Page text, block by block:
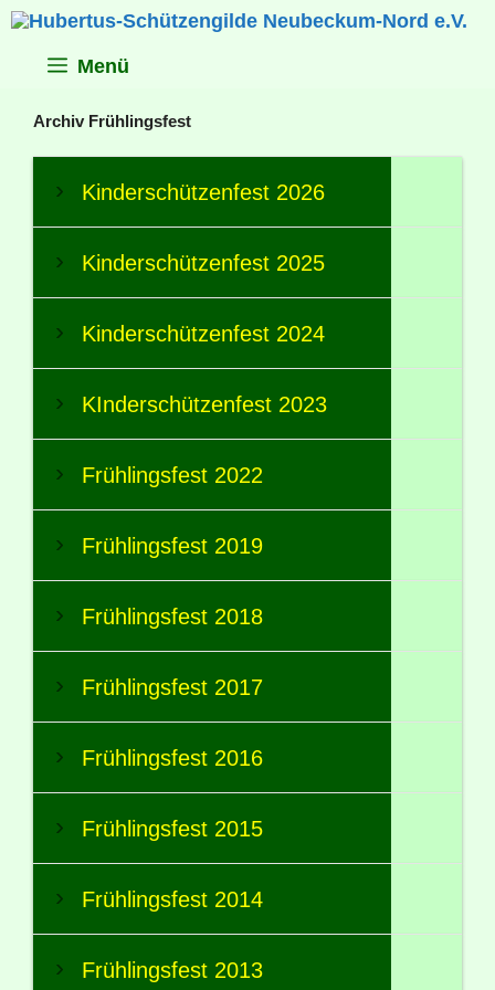
Zum
Inhalt
Menü
Archiv Frühlingsfest
Kinderschützenfest 2026
Kinderschützenfest 2025
Kinderschützenfest 2024
KInderschützenfest 2023
Frühlingsfest 2022
Frühlingsfest 2019
Frühlingsfest 2018
Frühlingsfest 2017
Frühlingsfest 2016
Frühlingsfest 2015
Frühlingsfest 2014
Frühlingsfest 2013